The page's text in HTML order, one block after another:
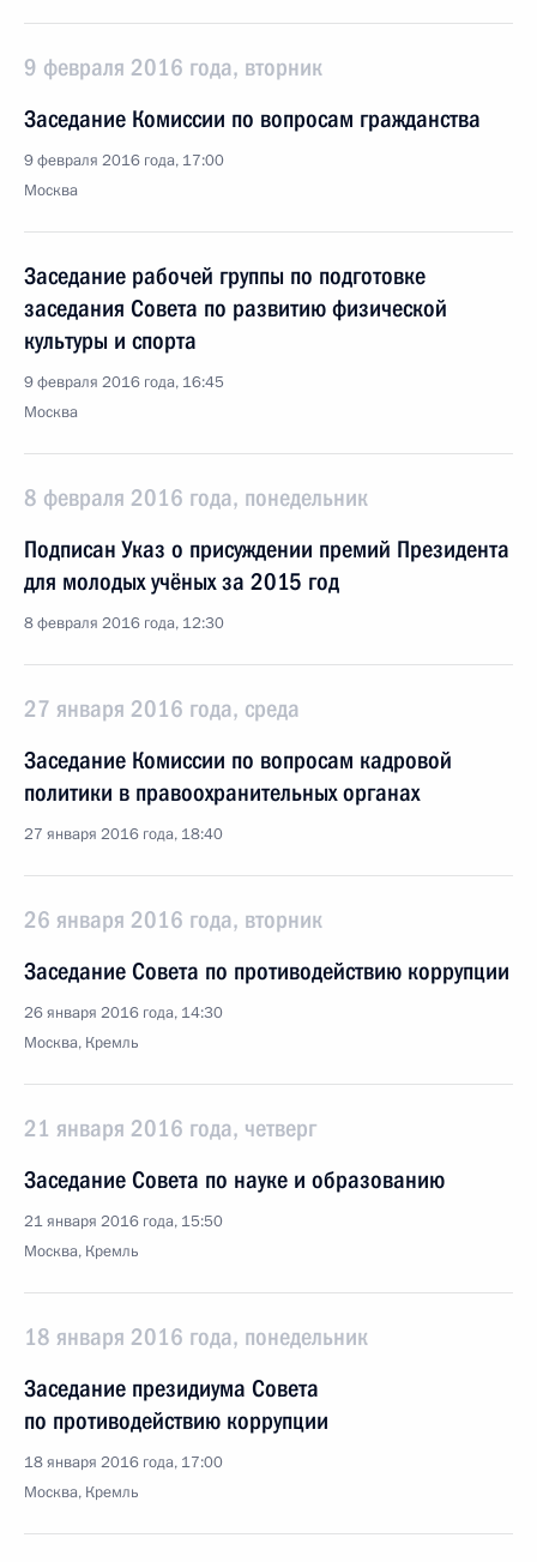
9 февраля 2016 года, вторник
Заседание Комиссии по вопросам гражданства
9 февраля 2016 года, 17:00
Москва
Заседание рабочей группы по подготовке
заседания Совета по развитию физической
культуры и спорта
9 февраля 2016 года, 16:45
Москва
8 февраля 2016 года, понедельник
Подписан Указ о присуждении премий Президента
для молодых учёных за 2015 год
8 февраля 2016 года, 12:30
27 января 2016 года, среда
Заседание Комиссии по вопросам кадровой
политики в правоохранительных органах
27 января 2016 года, 18:40
26 января 2016 года, вторник
Заседание Совета по противодействию коррупции
26 января 2016 года, 14:30
Москва, Кремль
21 января 2016 года, четверг
Заседание Совета по науке и образованию
21 января 2016 года, 15:50
Москва, Кремль
18 января 2016 года, понедельник
Заседание президиума Совета
по противодействию коррупции
18 января 2016 года, 17:00
Москва, Кремль